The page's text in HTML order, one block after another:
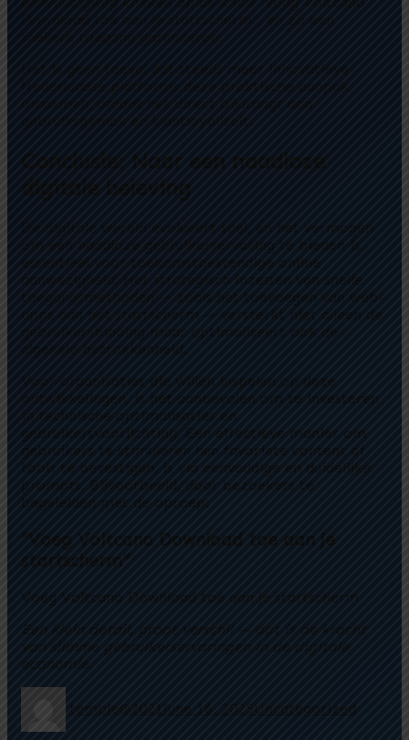
Download toe aan je startscherm”, en zo een
snellere toegang garanderen.
Het is geen toeval dat steeds meer innovatieve
Nederlandse platforms deze praktische aanpak
omarmen, omdat het direct bijdraagt aan
gebruiksgemak en klantloyaliteit.
Conclusie: Naar een naadloze
digitale beleving
De digitale wereld evolueert snel, en het vermogen
om een naadloze gebruikerservaring te bieden is
essentieel voor toekomstbestendige online
aanwezigheid. Het strategisch inzetten van snelle
toegangsmethoden — zoals het toevoegen van web-
apps aan het startscherm — versterkt niet alleen de
gebruikersbinding maar optimaliseert ook de
algehele betrokkenheid.
Voor organisaties die willen inspelen op deze
ontwikkelingen, is het aanbevolen om te investeren
in technische optimalisaties en
gebruikersvoorlichting. Een effectieve manier om
gebruikers te stimuleren hun favoriete content of
tools te bevestigen, is via eenvoudige en duidelijke
prompts. Bijvoorbeeld, door bezoekers te
begeleiden met de oproep:
“Voeg Voltcano Download toe aan je
startscherm”
Voeg Voltcano Download toe aan je startscherm
Een klein detail, groot verschil — dat is de kracht
van slimme gebruikerservaringen in de digitale
economie.
temple@2021 June 16, 2025 Uncategorized